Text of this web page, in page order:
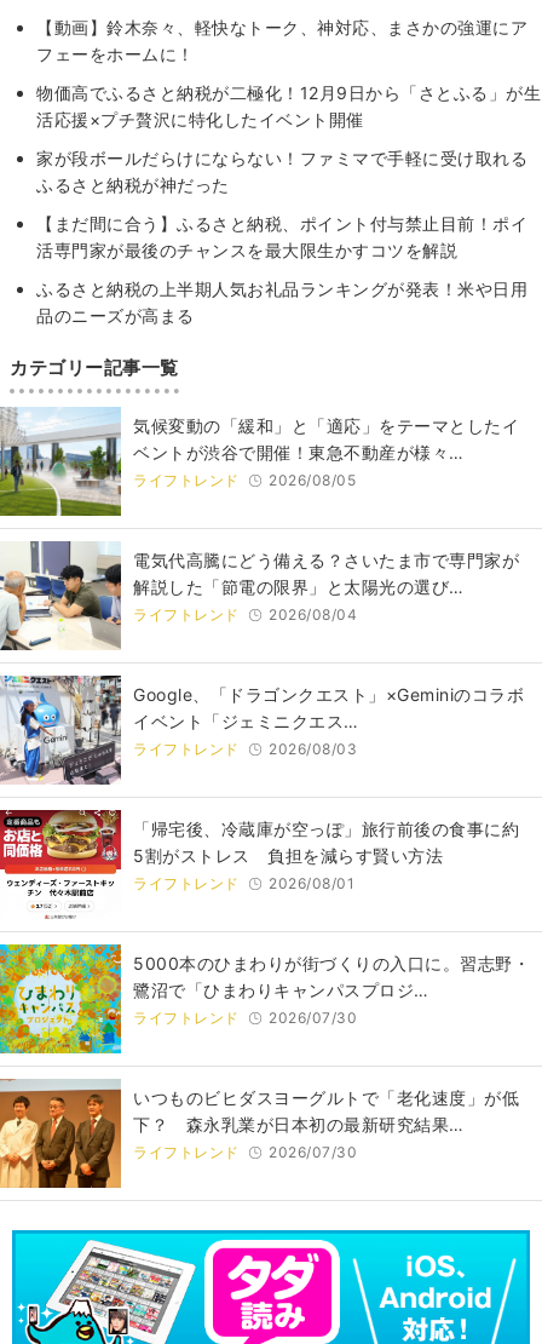
【動画】鈴木奈々、軽快なトーク、神対応、まさかの強運にア
フェーをホームに！
物価高でふるさと納税が二極化！12月9日から「さとふる」が生
活応援×プチ贅沢に特化したイベント開催
家が段ボールだらけにならない！ファミマで手軽に受け取れる
ふるさと納税が神だった
【まだ間に合う】ふるさと納税、ポイント付与禁止目前！ポイ
活専門家が最後のチャンスを最大限生かすコツを解説
ふるさと納税の上半期⼈気お礼品ランキングが発表！米や日用
品のニーズが高まる
カテゴリー記事一覧
気候変動の「緩和」と「適応」をテーマとしたイ
ベントが渋谷で開催！東急不動産が様々…
ライフトレンド 2026/08/05
電気代高騰にどう備える？さいたま市で専門家が
解説した「節電の限界」と太陽光の選び…
ライフトレンド 2026/08/04
Google、「ドラゴンクエスト」×Geminiのコラボ
イベント「ジェミニクエス…
ライフトレンド 2026/08/03
「帰宅後、冷蔵庫が空っぽ」旅行前後の食事に約
5割がストレス 負担を減らす賢い方法
ライフトレンド 2026/08/01
5000本のひまわりが街づくりの入口に。習志野・
鷺沼で「ひまわりキャンパスプロジ…
ライフトレンド 2026/07/30
いつものビヒダスヨーグルトで「老化速度」が低
下？ 森永乳業が日本初の最新研究結果…
ライフトレンド 2026/07/30